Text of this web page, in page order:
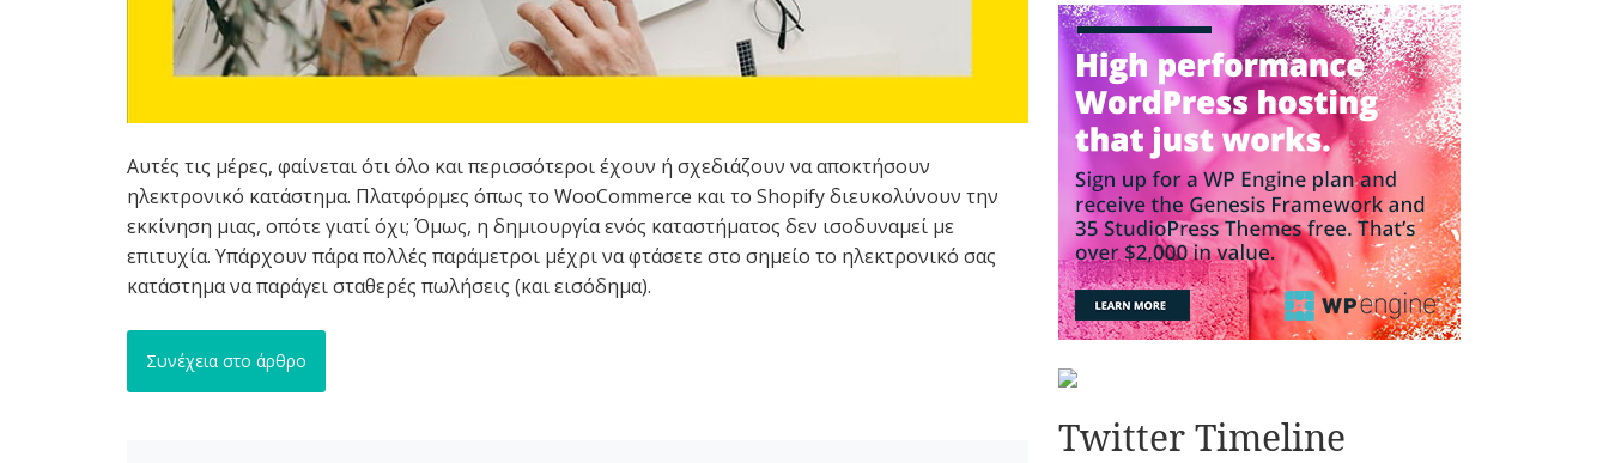
Αυτές τις μέρες, φαίνεται ότι όλο και περισσότεροι έχουν ή σχεδιάζουν να αποκτήσουν
ηλεκτρονικό κατάστημα. Πλατφόρμες όπως το WooCommerce και το Shopify διευκολύνουν την
εκκίνηση μιας, οπότε γιατί όχι; Όμως, η δημιουργία ενός καταστήματος δεν ισοδυναμεί με
επιτυχία. Υπάρχουν πάρα πολλές παράμετροι μέχρι να φτάσετε στο σημείο το ηλεκτρονικό σας
κατάστημα να παράγει σταθερές πωλήσεις (και εισόδημα).
Συνέχεια στο άρθρο
Twitter Timeline